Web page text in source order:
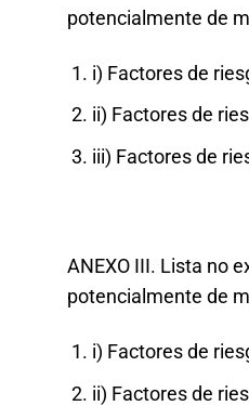
potencialmente de
i) Factores de
ii) Factores de
iii) Factores de
ANEXO III. Lista no
potencialmente de
i) Factores de
ii) Factores de